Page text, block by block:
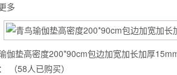
多
伽垫高密度200*90cm包边加宽加长加厚
（58人已购买）
也变薄了